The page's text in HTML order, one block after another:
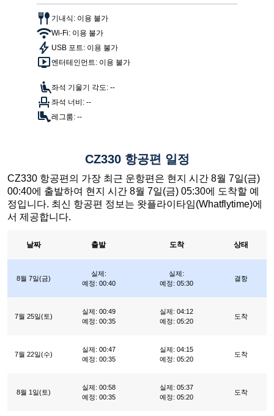
기내식: 이용 불가
Wi-Fi: 이용 불가
USB 포트: 이용 불가
엔터테인먼트: 이용 불가
좌석 기울기 각도: --
좌석 너비: --
레그룸: --
CZ330 항공편 일정
CZ330 항공편의 가장 최근 운항편은 현지 시간 8월 7일(금)
00:40에 출발하여 현지 시간 8월 7일(금) 05:30에 도착할 예
정입니다. 최신 항공편 정보는 왓플라이타임(Whatflytime)에
서 제공합니다.
날짜 출발 도착 상태
8월 7일(금)
실제:
예정: 00:40
실제:
예정: 05:30
결항
7월 25일(토)
실제: 00:49
예정: 00:35
실제: 04:12
예정: 05:20
도착
7월 22일(수)
실제: 00:47
예정: 00:35
실제: 04:15
예정: 05:20
도착
8월 1일(토)
실제: 00:58
예정: 00:35
실제: 05:37
예정: 05:20
도착